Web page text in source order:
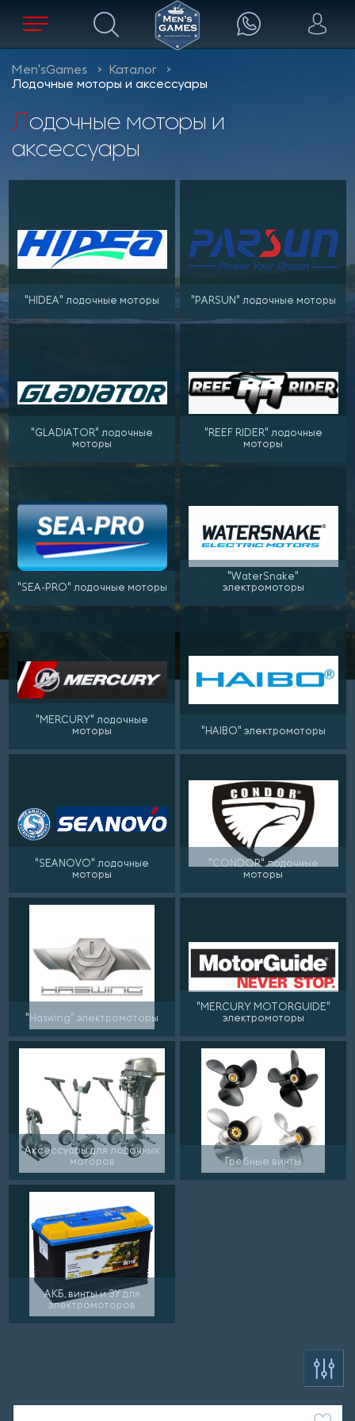
Men'sGames
Каталог
Лодочные моторы и аксессуары
Лодочные моторы и
аксессуары
"HIDEA" лодочные моторы "PARSUN" лодочные моторы
"GLADIATOR" лодочные
моторы
"REEF RIDER" лодочные
моторы
"SEA-PRO" лодочные моторы
"WaterSnake"
электромоторы
"MERCURY" лодочные
моторы
"HAIBO" электромоторы
"SEANOVO" лодочные
моторы
"CONDOR" лодочные
моторы
"Haswing" электромоторы
"MERCURY MOTORGUIDE"
электромоторы
Аксессуары для лодочных
моторов
Гребные винты
АКБ, винты и ЗУ для
электромоторов